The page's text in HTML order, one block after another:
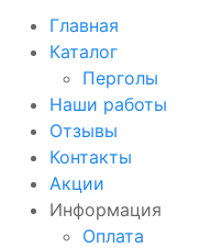
Главная
Каталог
Перголы
Наши работы
Отзывы
Контакты
Акции
Информация
Оплата